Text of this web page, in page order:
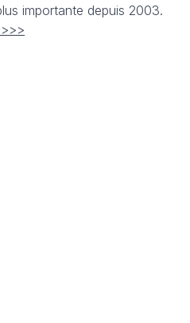
importante depuis 2003.